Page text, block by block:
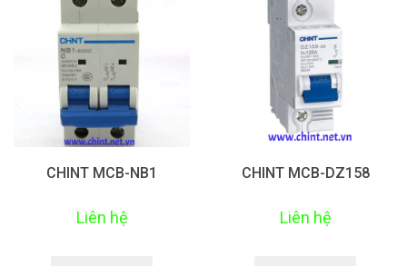
CHINT MCB-NB1
Liên hệ
CHINT MCB-DZ158
Liên hệ